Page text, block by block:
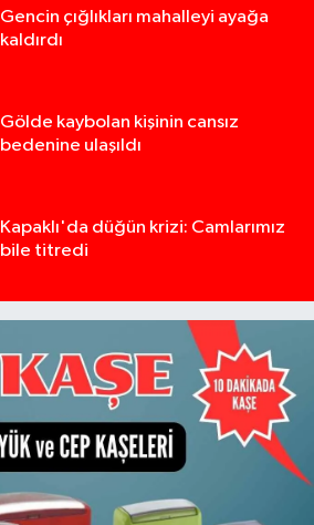
Gencin çığlıkları mahalleyi ayağa
kaldırdı
Gölde kaybolan kişinin cansız
bedenine ulaşıldı
Kapaklı'da düğün krizi: Camlarımız
bile titredi